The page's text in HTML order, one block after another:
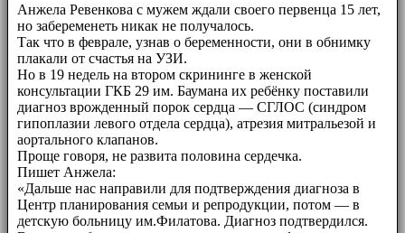
Анжела Ревенкова с мужем ждали своего первенца 15 лет,
но забеременеть никак не получалось.
Так что в феврале, узнав о беременности, они в обнимку
плакали от счастья на УЗИ.
Но в 19 недель на втором скрининге в женской
консультации ГКБ 29 им. Баумана их ребёнку поставили
диагноз врожденный порок сердца — СГЛОС (синдром
гипоплазии левого отдела сердца), атрезия митральезой и
аортального клапанов.
Проще говоря, не развита половина сердечка.
Пишет Анжела:
«Дальше нас направили для подтверждения диагноза в
Центр планирования семьи и репродукции, потом — в
детскую больницу им.Филатова. Диагноз подтвердился.